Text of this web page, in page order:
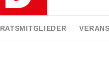
RATSMITGLIEDER